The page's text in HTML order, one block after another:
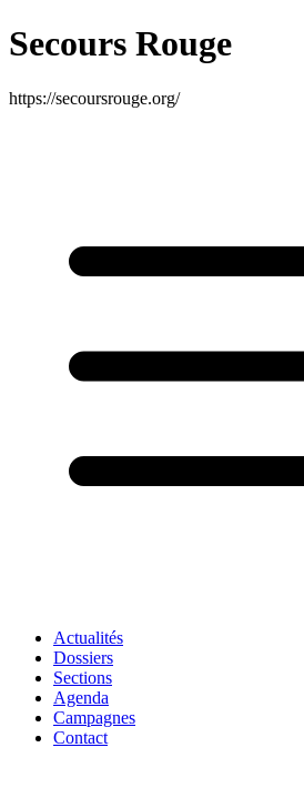
Secours Rouge
https://secoursrouge.org/
Actualités
Dossiers
Sections
Agenda
Campagnes
Contact